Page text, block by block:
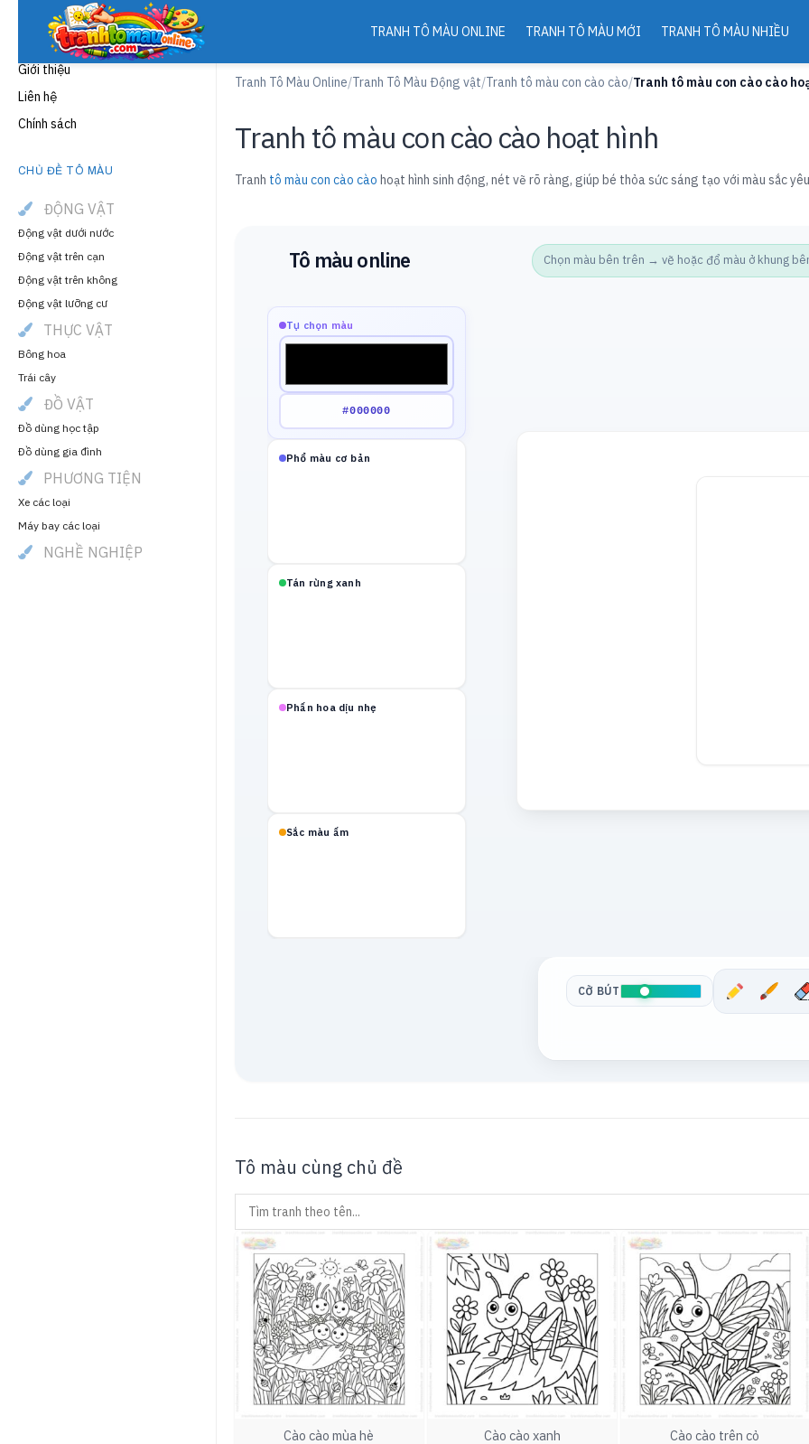
THÔNG TIN
Giới thiệu
Liên hệ
Chính sách
CHỦ ĐỀ TÔ MÀU
ĐỘNG VẬT
Động vật dưới nước
Động vật trên cạn
Động vật trên không
Động vật lưỡng cư
THỰC VẬT
Bông hoa
Trái cây
ĐỒ VẬT
Đồ dùng học tập
Đồ dùng gia đình
PHƯƠNG TIỆN
Xe các loại
Máy bay các loại
NGHỀ NGHIỆP
TRANH TÔ MÀU ONLINE TRANH TÔ MÀU MỚI TRANH TÔ MÀU NHIỀU
Tranh Tô Màu Online/Tranh Tô Màu Động vật/Tranh tô màu con cào cào/Tranh tô màu con cào cào
Tranh tô màu con cào cào hoạt hình
Tranh tô màu con cào cào hoạt hình sinh động, nét vẽ rõ ràng, giúp bé thỏa sức sáng tạo với màu sắc
Tô màu online Chọn màu bên trên → vẽ hoặc đổ màu ở khung
Tự chọn màu
Phổ màu cơ bản
Tán rừng xanh
Phấn hoa dịu nhẹ
Sắc màu ấm
CỠ BÚT
Tô màu cùng chủ đề
Cào cào mùa hè Cào cào xanh Cào cào trên cỏ